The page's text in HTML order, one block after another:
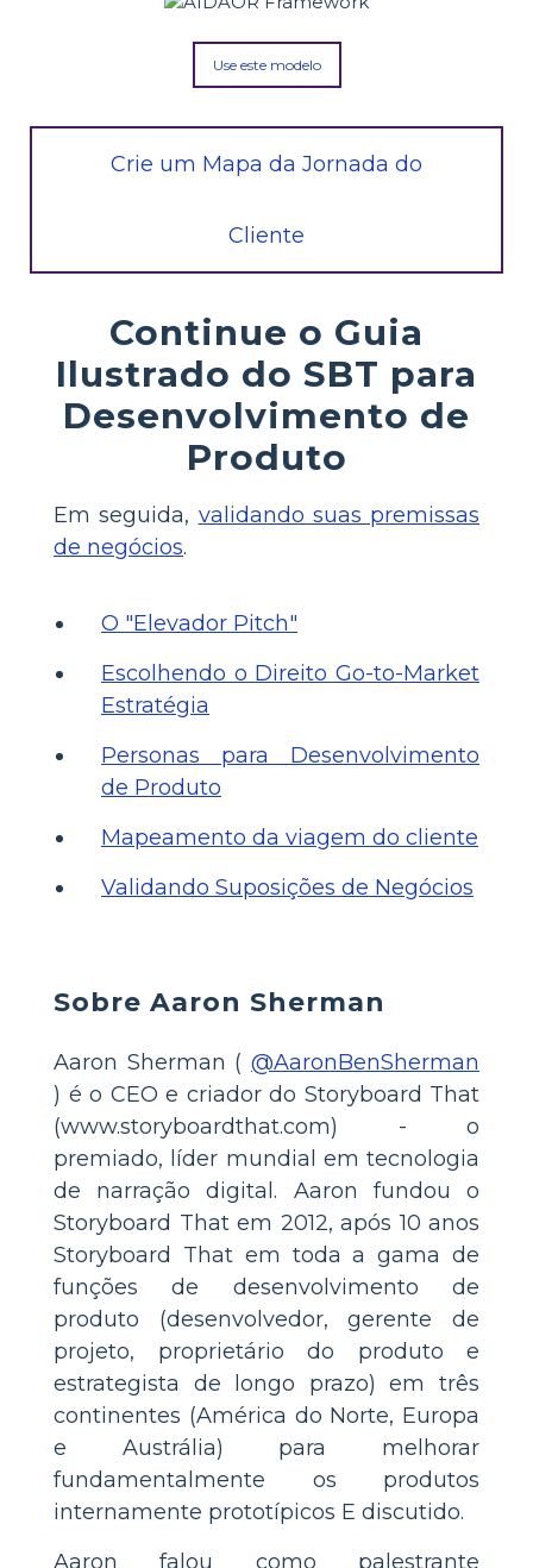
Use este modelo
Crie um Mapa da Jornada do
Cliente
Continue o Guia
Ilustrado do SBT para
Desenvolvimento de
Produto
Em seguida, validando suas premissas
de negócios.
O "Elevador Pitch"
Escolhendo o Direito Go-to-Market
Estratégia
Personas para Desenvolvimento
de Produto
Mapeamento da viagem do cliente
Validando Suposições de Negócios
Sobre Aaron Sherman
Aaron Sherman ( @AaronBenSherman
) é o CEO e criador do Storyboard That
(www.storyboardthat.com) - o
premiado, líder mundial em tecnologia
de narração digital. Aaron fundou o
Storyboard That em 2012, após 10 anos
Storyboard That em toda a gama de
funções de desenvolvimento de
produto (desenvolvedor, gerente de
projeto, proprietário do produto e
estrategista de longo prazo) em três
continentes (América do Norte, Europa
e Austrália) para melhorar
fundamentalmente os produtos
internamente prototípicos E discutido.
Aaron falou como palestrante